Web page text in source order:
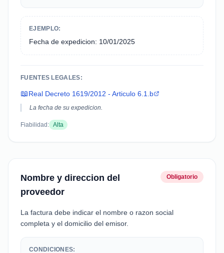
EJEMPLO:
Fecha de expedicion: 10/01/2025
FUENTES LEGALES:
📖Real Decreto 1619/2012 - Articulo 6.1.b
La fecha de su expedicion.
Fiabilidad: Alta
Nombre y direccion del
proveedor
Obligatorio
La factura debe indicar el nombre o razon social
completa y el domicilio del emisor.
CONDICIONES: